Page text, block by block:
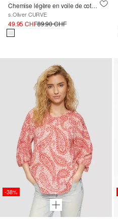
Chemise légère en voile de coton avec détail de nœuds
s.Oliver CURVE
49.95 CHF89.90 CHF
-38%